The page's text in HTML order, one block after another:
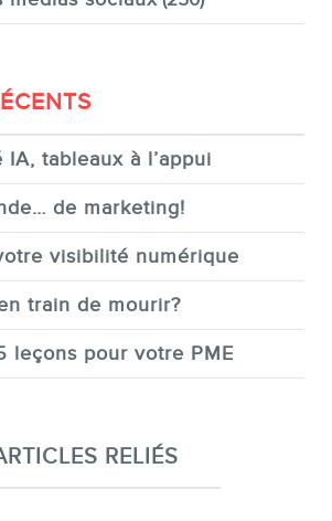
tableaux à l’appui
de marketing!
visibilité numérique
train de mourir?
leçons pour votre PME
RELIÉS